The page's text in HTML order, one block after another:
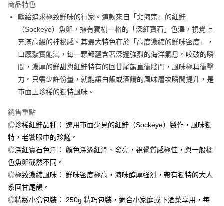
合作金庫商業銀行
華南商業銀行
彰化商業銀行
上海商業儲蓄銀行
台北富邦商業銀行
國泰世華商業銀行
兆豐國際商業銀行
臺灣中小企業銀行
台中商業銀行
匯豐（台灣）商業銀行
華泰商業銀行
聯邦商業銀行
遠東國際商業銀行
元大商業銀行
永豐商業銀行
玉山商業銀行
台灣樂天信用卡公司
6 期 0 利率 每期
華南商業銀行
彰化商業銀行
上海商業儲蓄銀行
台北富邦商業銀行
國泰世華商業銀行
兆豐國際商業銀行
臺灣中小企業銀行
台中商業銀行
匯豐（台灣）商業銀行
華泰商業銀行
聯邦商業銀行
元大商業銀行
玉山商業銀行
台灣樂天信用卡公司
LINE Pay
Apple Pay
街口支付
悠遊付
貨到付款
運送方式
冷凍7-11取貨(快速到店，到貨後4天內需取貨)
每筆NT$150，滿NT$999(含以上)免運費
商品特色
獻給追求極致鮮味的行家。這款來自「北海宗」的紅鮭
（Sockeye）魚卵，擁有獨樹一格的「深紅寶石」色澤，視覺上
充滿高級的神秘感。其最大特色在於「高度濃縮的鮮味密度」，
口感紮實飽滿，每一顆都蘊含著深邃強烈的海洋氣息。咬破的瞬
間，濃厚的鮮甜與紅鮭特有的回甘尾韻直衝腦門，風味極具衝擊
力。只需少許份量，就能讓白飯或酒餚的風味層次瞬間提升，是
市面上珍稀的獨特風味。
銷售重點
◎珍稀紅鮭品種： 選用市面少見的紅鮭（Sockeye）製作，風味獨
特，老饕眼中的珍饈。
◎深紅寶石色澤： 顏色深邃紅潤、發亮，視覺質感極佳，與一般橘
色魚卵截然不同。
◎極致濃縮風味： 鮮味密度極高，海味醇厚強烈，帶有獨特的大人
系回甘尾韻。
◎精緻小盒包裝： 250g 精巧包裝，適合小家庭或下酒菜享用，每